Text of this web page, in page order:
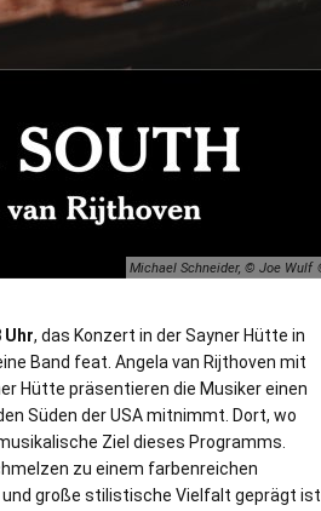
Michael Schneider, © Joe Wulf
Uhr, das Konzert in der Sayner Hütte in
Band feat. Angela van Rijthoven mit
Hütte präsentieren die Musiker einen
Süden der USA mitnimmt. Dort, wo
Ziel dieses Programms.
zu einem farbenreichen
große stilistische Vielfalt geprägt ist.